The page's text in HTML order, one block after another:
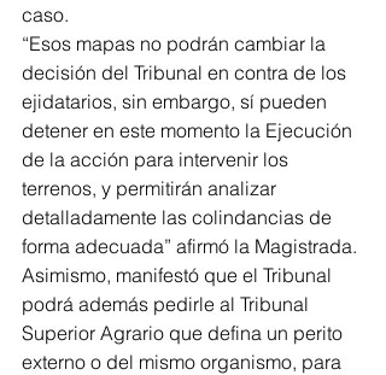
caso.
“Esos mapas no podrán cambiar la
decisión del Tribunal en contra de los
ejidatarios, sin embargo, sí pueden
detener en este momento la Ejecución
de la acción para intervenir los
terrenos, y permitirán analizar
detalladamente las colindancias de
forma adecuada” afirmó la Magistrada.
Asimismo, manifestó que el Tribunal
podrá además pedirle al Tribunal
Superior Agrario que defina un perito
externo o del mismo organismo, para